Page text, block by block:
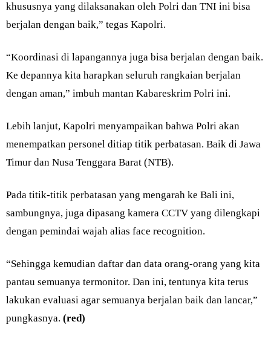
khususnya yang dilaksanakan oleh Polri dan TNI ini bisa
berjalan dengan baik,” tegas Kapolri.
“Koordinasi di lapangannya juga bisa berjalan dengan baik.
Ke depannya kita harapkan seluruh rangkaian berjalan
dengan aman,” imbuh mantan Kabareskrim Polri ini.
Lebih lanjut, Kapolri menyampaikan bahwa Polri akan
menempatkan personel ditiap titik perbatasan. Baik di Jawa
Timur dan Nusa Tenggara Barat (NTB).
Pada titik-titik perbatasan yang mengarah ke Bali ini,
sambungnya, juga dipasang kamera CCTV yang dilengkapi
dengan pemindai wajah alias face recognition.
“Sehingga kemudian daftar dan data orang-orang yang kita
pantau semuanya termonitor. Dan ini, tentunya kita terus
lakukan evaluasi agar semuanya berjalan baik dan lancar,”
pungkasnya. (red)